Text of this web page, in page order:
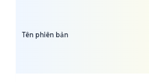
Tên phiên bản